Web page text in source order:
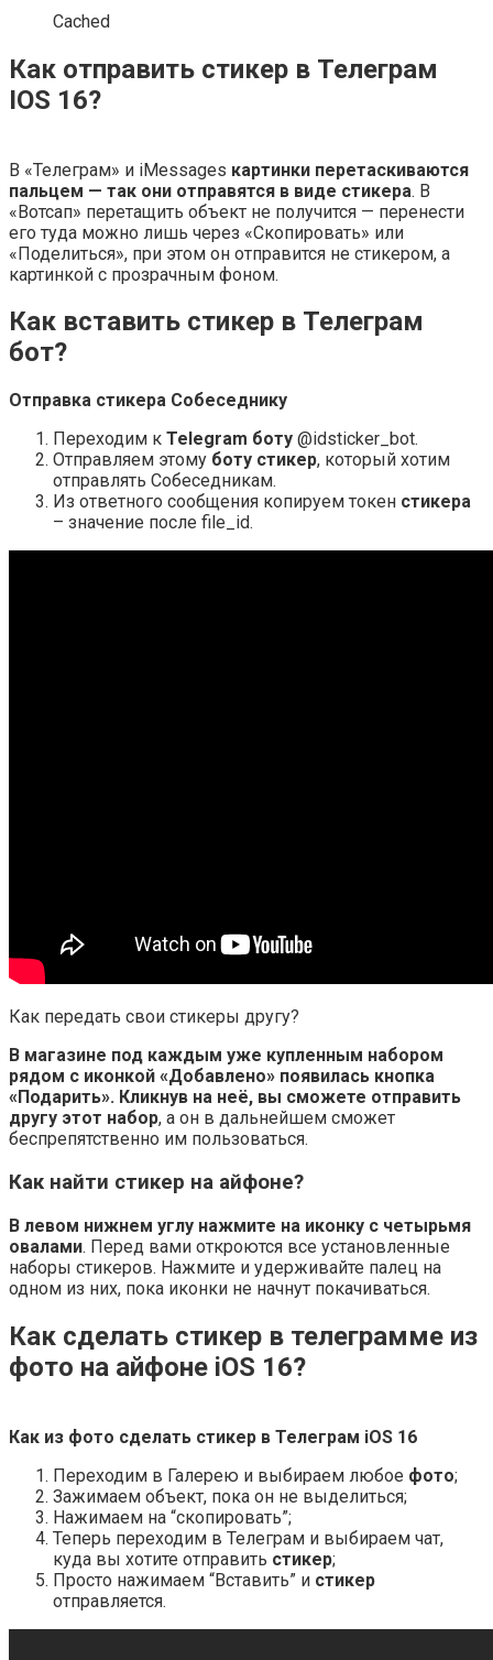
Cached
Как отправить стикер в Телеграм
IOS 16?
В «Телеграм» и iMessages картинки перетаскиваются
пальцем — так они отправятся в виде стикера. В
«Вотсап» перетащить объект не получится — перенести
его туда можно лишь через «Скопировать» или
«Поделиться», при этом он отправится не стикером, а
картинкой с прозрачным фоном.
Как вставить стикер в Телеграм
бот?
Отправка стикера Собеседнику
Переходим к Telegram боту @idsticker_bot.
Отправляем этому боту стикер, который хотим
отправлять Собеседникам.
Из ответного сообщения копируем токен стикера
– значение после file_id.
Как передать свои стикеры другу?
В магазине под каждым уже купленным набором
рядом с иконкой «Добавлено» появилась кнопка
«Подарить». Кликнув на неё, вы сможете отправить
другу этот набор, а он в дальнейшем сможет
беспрепятственно им пользоваться.
Как найти стикер на айфоне?
В левом нижнем углу нажмите на иконку с четырьмя
овалами. Перед вами откроются все установленные
наборы стикеров. Нажмите и удерживайте палец на
одном из них, пока иконки не начнут покачиваться.
Как сделать стикер в телеграмме из
фото на айфоне iOS 16?
Как из фото сделать стикер в Телеграм iOS 16
Переходим в Галерею и выбираем любое фото;
Зажимаем объект, пока он не выделиться;
Нажимаем на “скопировать”;
Теперь переходим в Телеграм и выбираем чат,
куда вы хотите отправить стикер;
Просто нажимаем “Вставить” и стикер
отправляется.